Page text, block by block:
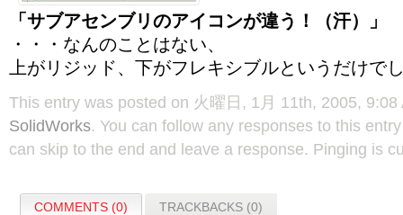
「サブアセンブリのアイコンが違う！（汗）」
・・・なんのことはない、
上がリジッド、下がフレキシブルというだけで
This entry was posted on 火曜日, 1月 11th, 2005,
SolidWorks. You can follow any responses to this
can skip to the end and leave a response. Pinging is
COMMENTS (0) TRACKBACKS (0)